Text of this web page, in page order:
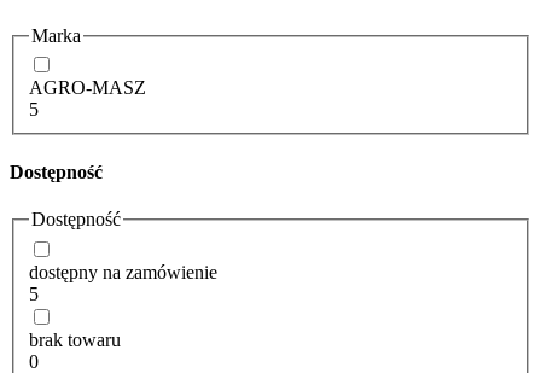
Marka
AGRO-MASZ
5
Dostępność
Dostępność
dostępny na zamówienie
5
brak towaru
0